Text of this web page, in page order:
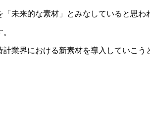
未来的な素材」とみなしていると思わ
業界における新素材を導入していこう